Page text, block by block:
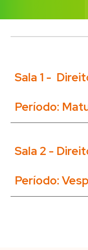
Sala 1 -
Período:
Sala 2 -
Período: